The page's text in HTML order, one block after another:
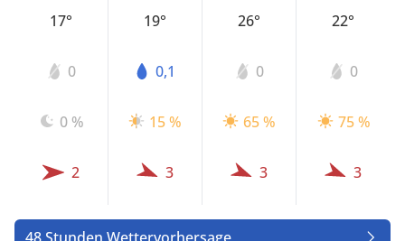
17°
0
0 %
2
19°
0,1
15 %
3
26°
0
65 %
3
22°
0
75 %
3